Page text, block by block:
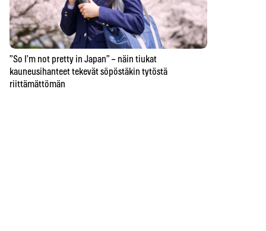
”So I’m not pretty in Japan” – näin tiukat
kauneusihanteet tekevät söpöstäkin tytöstä
riittämättömän